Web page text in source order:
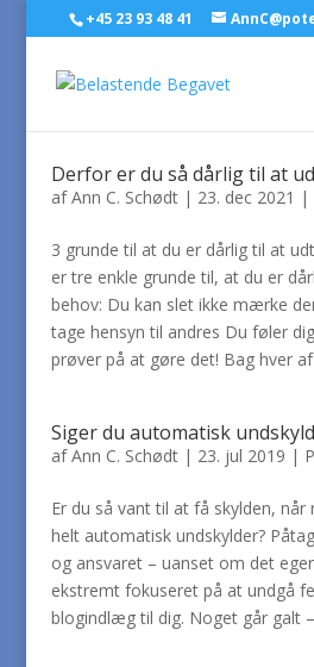
+45 23 93 48 41
Derfor er du så dårlig til at
afAnn C. Schødt| 23. dec 2021 |
3 grunde til at du er dårlig til at
er tre enkle grunde til, at du er
behov: Du kan slet ikke mærke
tage hensyn til andres Du føler
prøver på at gøre det! Bag hver af
Siger du automatisk
afAnn C. Schødt| 23. jul 2019 |
Er du så vant til at få skylden,
helt automatisk undskylder?
og ansvaret – uanset om det
ekstremt fokuseret på at undgå
blogindlæg til dig. Noget går galt